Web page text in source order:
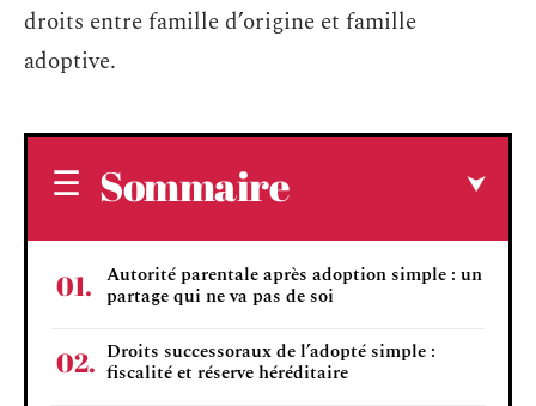
droits entre famille d’origine et famille
adoptive.
Sommaire
Autorité parentale après adoption simple : un
partage qui ne va pas de soi
Droits successoraux de l’adopté simple :
fiscalité et réserve héréditaire